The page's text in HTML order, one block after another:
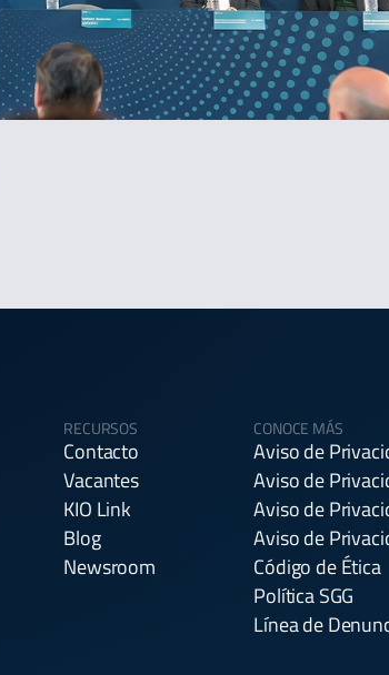
RECURSOS
Contacto
Vacantes
KIO Link
Blog
Newsroom
CONOCE MÁS
Aviso de
Aviso de
Aviso de
Aviso de
Código de Ética
Política SGG
Línea de